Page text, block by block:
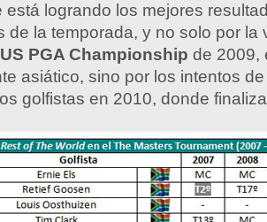
está logrando los mejores
de la temporada, y no solo por la
US PGA Championship de 2009,
asiático, sino por los intentos
golfistas en 2010, donde